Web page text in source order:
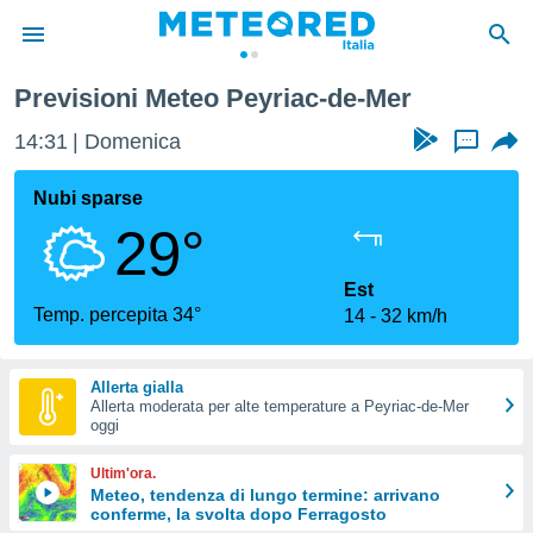
di
per
le
di
Web
le
Previsioni Meteo Peyriac-de-Mer
14:31 Domenica ...
Nubi sparse
29°
Temp. percepita 34°
Est
14
32 km/h
Allerta gialla
Allerta moderata per alte temperature a Peyriac-de-Mer
oggi
Ultim'ora.
Meteo, tendenza di lungo termine: arrivano
conferme, la svolta dopo Ferragosto